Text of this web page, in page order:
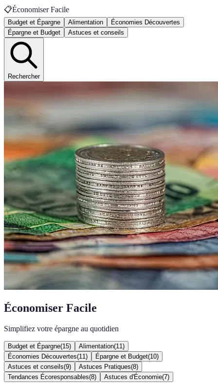
📋Économiser Facile
Budget et Épargne Alimentation
Économies Découvertes
Épargne et Budget
Astuces et conseils
Rechercher
Économiser Facile
Simplifiez votre épargne au quotidien
Budget et Épargne(15) Alimentation(11 )
Économies Découvertes(11 ) Épargne et Budget(10)
Astuces et conseils(9) Astuces Pratiques(8)
Tendances Écoresponsables(8) Astuces d'Économie(7)